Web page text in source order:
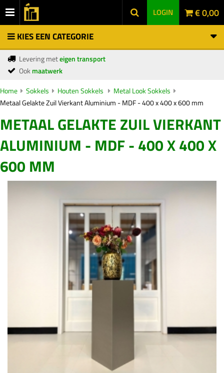
LOGIN € 0,00
KIES EEN CATEGORIE
Levering meteigen transport
Ookmaatwerk
Home Sokkels Houten Sokkels
Metal Look Sokkels
Metaal Gelakte Zuil Vierkant Aluminium - MDF - 400 x 400 x 600 mm
METAAL GELAKTE ZUIL VIERKANT
ALUMINIUM - MDF - 400 X 400 X
600 MM